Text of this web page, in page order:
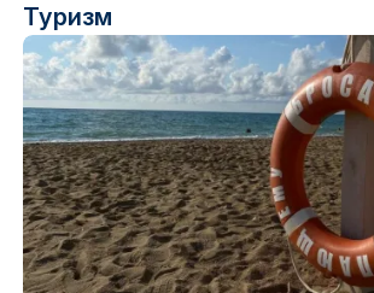
Туризм